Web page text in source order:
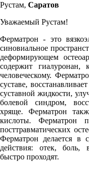
Рустам, Саратов
Уважаемый Рустам!
Ферматрон - это
синовиальное
деформирующем
содержит гиалуронан,
человеческому.
суставе,
суставной жидкости,
болевой синдром,
хряще. Ферматрон
кислоты. Ферматрон
посттравматических
Ферматрон делается в
действия: отек, боль,
быстро проходят.